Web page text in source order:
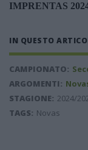
IMPRENTAS
IN QUESTO
CAMPIONATO:
ARGOMENTI:
STAGIONE: 2024/
TAGS: Novas